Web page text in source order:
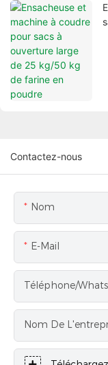
Contactez-nous
Nom
E-Mail
Téléphone/
Nom De